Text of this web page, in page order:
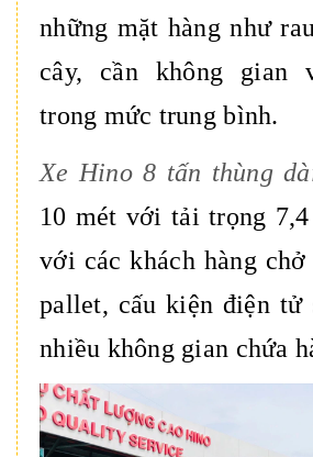
những mặt hàng như
cây, cần không gian
trong mức trung bình.
Xe Hino 8 tấn thùng
10 mét với tải trọng
với các khách hàng chở
pallet, cấu kiện điện tử
nhiều không gian chứa